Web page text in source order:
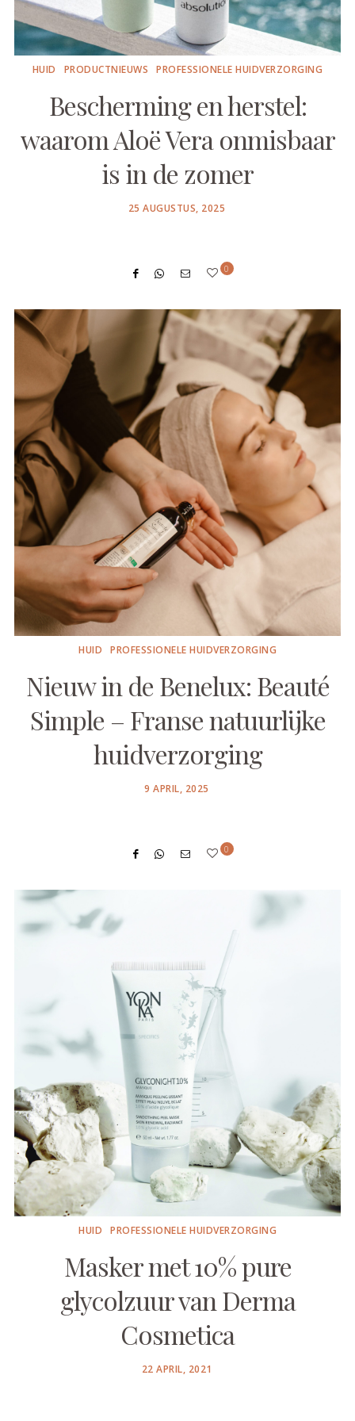
HUID PRODUCTNIEUWS PROFESSIONELE HUIDVERZORGING
Bescherming en herstel:
waarom Aloë Vera onmisbaar
is in de zomer
POSTED
25 AUGUSTUS, 2025
0
HUID PROFESSIONELE HUIDVERZORGING
Nieuw in de Benelux: Beauté
Simple – Franse natuurlijke
huidverzorging
POSTED
9 APRIL, 2025
0
HUID PROFESSIONELE HUIDVERZORGING
Masker met 10% pure
glycolzuur van Derma
Cosmetica
POSTED
22 APRIL, 2021